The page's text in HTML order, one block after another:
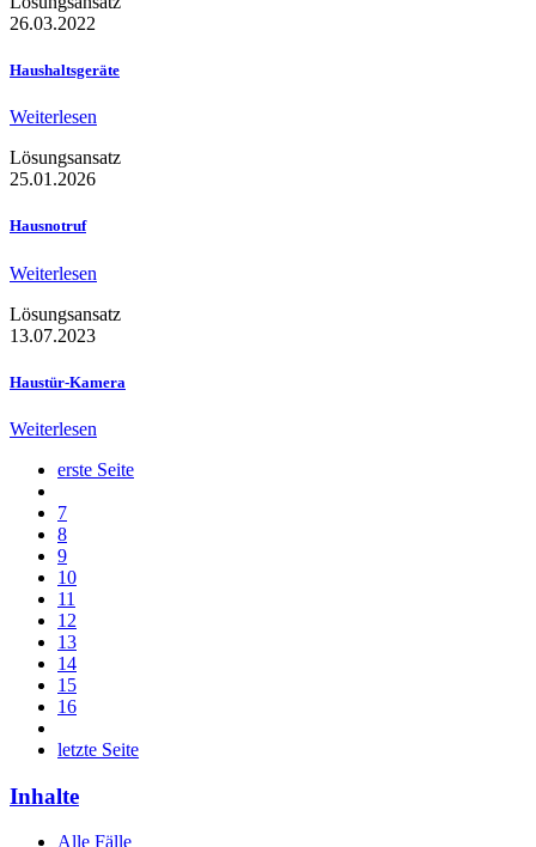
26.03.2022
Haushaltsgeräte
Weiterlesen
Lösungsansatz
25.01.2026
Hausnotruf
Weiterlesen
Lösungsansatz
13.07.2023
Haustür-Kamera
Weiterlesen
erste Seite
7
8
9
10
11
12
13
14
15
16
letzte Seite
Inhalte
Alle Fälle